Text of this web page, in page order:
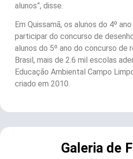
alunos”, disse.
Em Quissamã, os alunos do 4º
participar do concurso de
alunos do 5º ano do concurso de
Brasil, mais de 2.6 mil escolas
Educação Ambiental Campo
criado em 2010.
Galeria de